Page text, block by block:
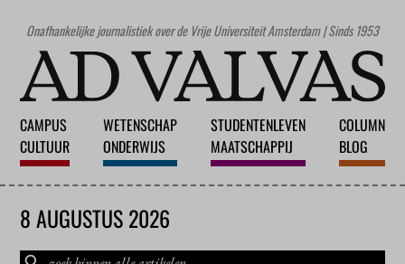
Onafhankelijke journalistiek over de Vrije Universiteit Amsterdam | Sinds 1953
CAMPUS
CULTUUR
WETENSCHAP
ONDERWIJS
STUDENTENLEVEN
MAATSCHAPPIJ
COLUMN
BLOG
8 AUGUSTUS 2026